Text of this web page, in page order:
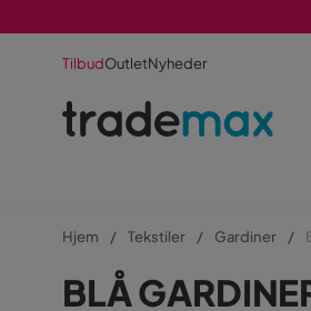
TilbudOutletNyheder
Hjem Tekstiler Gardiner
BLÅ